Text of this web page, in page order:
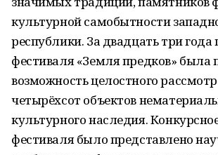
культурной самобытности
республики. За двадцать три года
фестиваля «Земля предков» была
возможность целостного
четырёхсот объектов
культурного наследия.
фестиваля было представлено